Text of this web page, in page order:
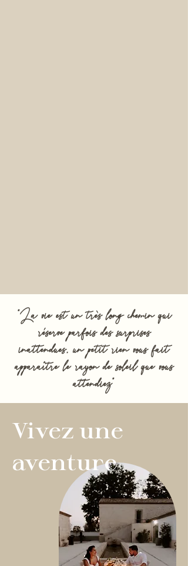
"La vie est un très long chemin qui
réserve parfois des surprises
inattendues, un petit rien vous fait
apparaître le rayon de soleil que vous
attendiez"
Vivez une
aventure